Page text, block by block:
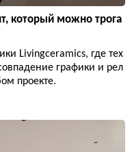
который можно трога
Livingceramics, где тех
графики и рел
проекте.